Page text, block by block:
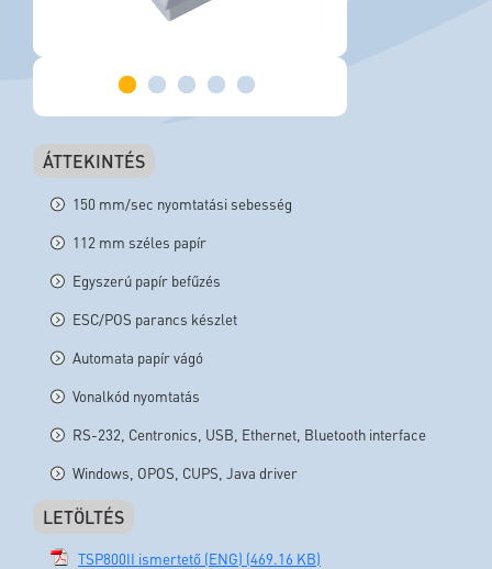
ÁTTEKINTÉS
150 mm/sec nyomtatási sebesség
112 mm széles papír
Egyszerú papír befűzés
ESC/POS parancs készlet
Automata papír vágó
Vonalkód nyomtatás
RS-232, Centronics, USB, Ethernet, Bluetooth interface
Windows, OPOS, CUPS, Java driver
LETÖLTÉS
TSP800II ismertető (ENG) (469.16 KB)